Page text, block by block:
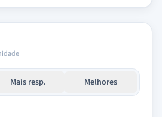
Mais resp. Melhores